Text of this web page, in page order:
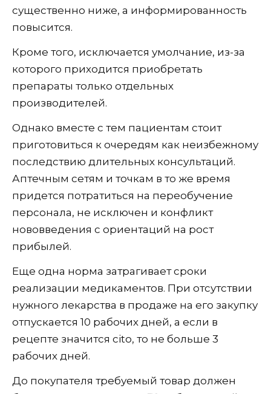
существенно ниже, а информированность
повысится.
Кроме того, исключается умолчание, из-за
которого приходится приобретать
препараты только отдельных
производителей.
Однако вместе с тем пациентам стоит
приготовиться к очередям как неизбежному
последствию длительных консультаций.
Аптечным сетям и точкам в то же время
придется потратиться на переобучение
персонала, не исключен и конфликт
нововведения с ориентаций на рост
прибылей.
Еще одна норма затрагивает сроки
реализации медикаментов. При отсутствии
нужного лекарства в продаже на его закупку
отпускается 10 рабочих дней, а если в
рецепте значится cito, то не больше 3
рабочих дней.
До покупателя требуемый товар должен